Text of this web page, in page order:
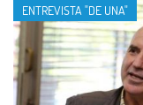
ENTREVISTA "DE UNA"